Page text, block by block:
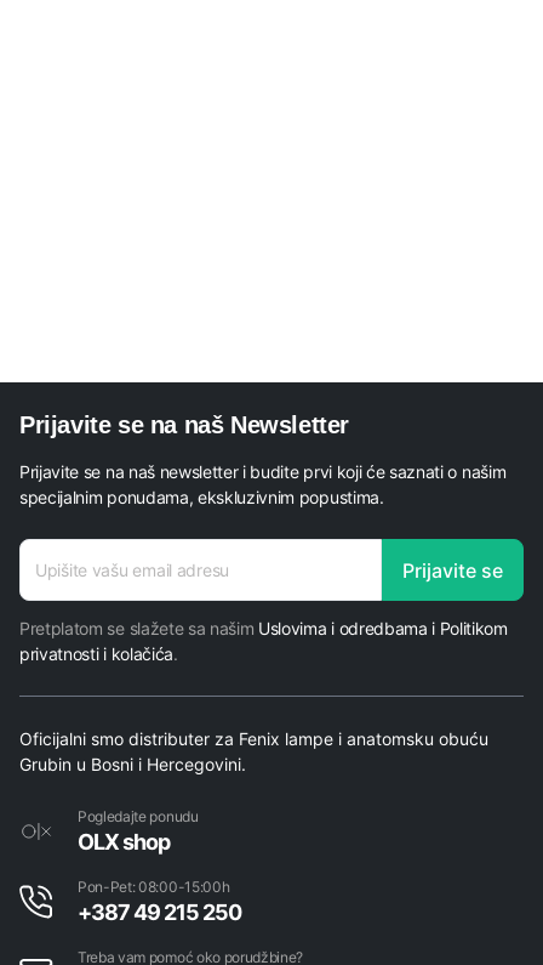
Prijavite se na naš Newsletter
Prijavite se na naš newsletter i budite prvi koji će saznati o našim
specijalnim ponudama, ekskluzivnim popustima.
E-
mail
mail
E-
mail
Prijavite se
Pretplatom se slažete sa našim Uslovima i odredbama i Politikom
privatnosti i kolačića.
Oficijalni smo distributer za Fenix lampe i anatomsku obuću
Grubin u Bosni i Hercegovini.
Pogledajte ponudu
OLX shop
Pon-Pet: 08:00-15:00h
+387 49 215 250
Treba vam pomoć oko porudžbine?